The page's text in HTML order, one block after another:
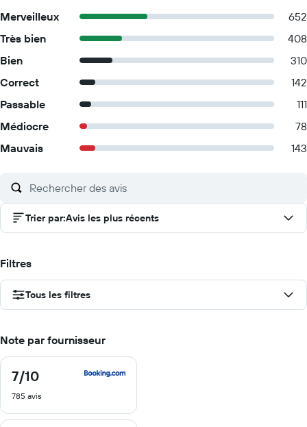
Merveilleux
652
Très bien
408
Bien
310
Correct
142
Passable
111
Médiocre
78
Mauvais
143
Trier par:Avis les plus récents
Filtres
Tous les filtres
Note par fournisseur
7/10
7
sur
10
785 avis